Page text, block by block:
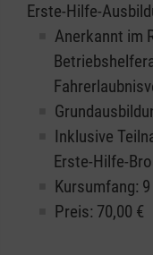
Erste-Hilfe-
Anerkannt im
Inklusive
Erste-Hilfe-
Kursumfang:
Preis: 70,00 €